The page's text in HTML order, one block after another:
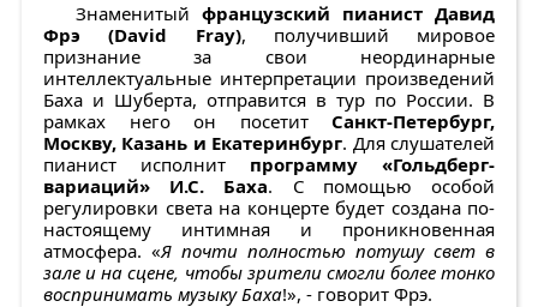
Знаменитый французский пианист Давид
Фрэ (David Fray), получивший мировое
признание за свои неординарные
интеллектуальные интерпретации произведений
Баха и Шуберта, отправится в тур по России. В
рамках него он посетит Санкт-Петербург,
Москву, Казань и Екатеринбург. Для слушателей
пианист исполнит программу «Гольдберг-
вариаций» И.С. Баха. С помощью особой
регулировки света на концерте будет создана по-
настоящему интимная и проникновенная
атмосфера. «Я почти полностью потушу свет в
зале и на сцене, чтобы зрители смогли более тонко
воспринимать музыку Баха!», - говорит Фрэ.